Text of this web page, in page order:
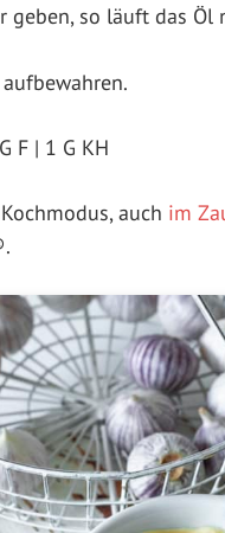
geben, so läuft das
F | 1 G KH
auch im